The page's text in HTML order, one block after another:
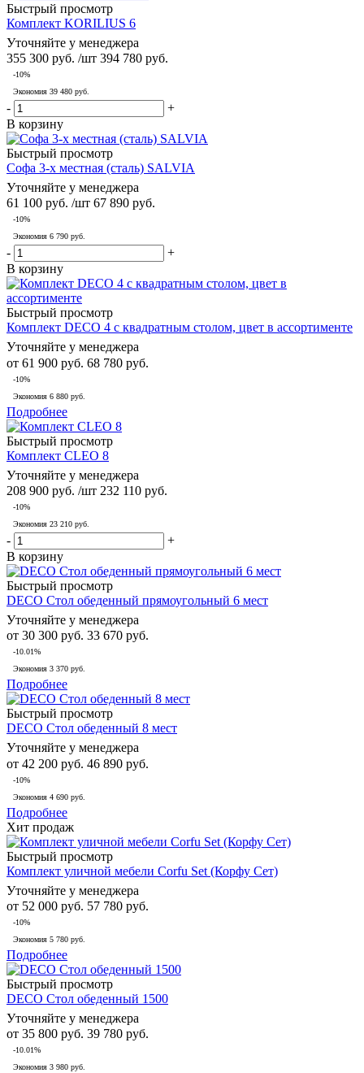
Быстрый просмотр
Комплект KORILIUS 6
Уточняйте у менеджера
355 300 руб. /шт 394 780 руб.
-10%
Экономия 39 480 руб.
-
+
В корзину
Быстрый просмотр
Софа 3-х местная (сталь) SALVIA
Уточняйте у менеджера
61 100 руб. /шт 67 890 руб.
-10%
Экономия 6 790 руб.
-
+
В корзину
Быстрый просмотр
Комплект DECO 4 с квадратным столом, цвет в ассортименте
Уточняйте у менеджера
от 61 900 руб. 68 780 руб.
-10%
Экономия 6 880 руб.
Подробнее
Быстрый просмотр
Комплект CLEO 8
Уточняйте у менеджера
208 900 руб. /шт 232 110 руб.
-10%
Экономия 23 210 руб.
-
+
В корзину
Быстрый просмотр
DECO Стол обеденный прямоугольный 6 мест
Уточняйте у менеджера
от 30 300 руб. 33 670 руб.
-10.01%
Экономия 3 370 руб.
Подробнее
Быстрый просмотр
DECO Стол обеденный 8 мест
Уточняйте у менеджера
от 42 200 руб. 46 890 руб.
-10%
Экономия 4 690 руб.
Подробнее
Хит продаж
Быстрый просмотр
Комплект уличной мебели Corfu Set (Корфу Сет)
Уточняйте у менеджера
от 52 000 руб. 57 780 руб.
-10%
Экономия 5 780 руб.
Подробнее
Быстрый просмотр
DECO Стол обеденный 1500
Уточняйте у менеджера
от 35 800 руб. 39 780 руб.
-10.01%
Экономия 3 980 руб.